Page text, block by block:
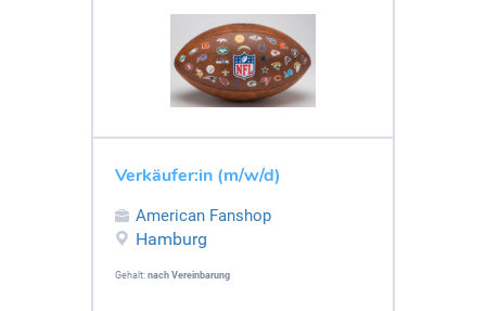
Verkäufer:in (m/w/d)
American Fanshop
Hamburg
Gehalt: nach Vereinbarung